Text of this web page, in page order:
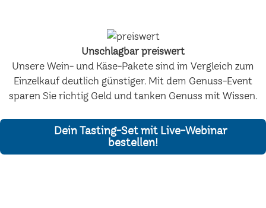
Unschlagbar preiswert
Unsere Wein- und Käse-Pakete sind im Vergleich zum
Einzelkauf deutlich günstiger. Mit dem Genuss-Event
sparen Sie richtig Geld und tanken Genuss mit Wissen.
Dein Tasting-Set mit Live-Webinar
bestellen!